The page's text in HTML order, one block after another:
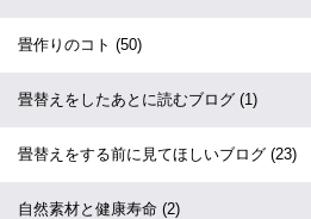
畳作りのコト (50)
畳替えをしたあとに読むブログ (1)
畳替えをする前に見てほしいブログ (23)
自然素材と健康寿命 (2)